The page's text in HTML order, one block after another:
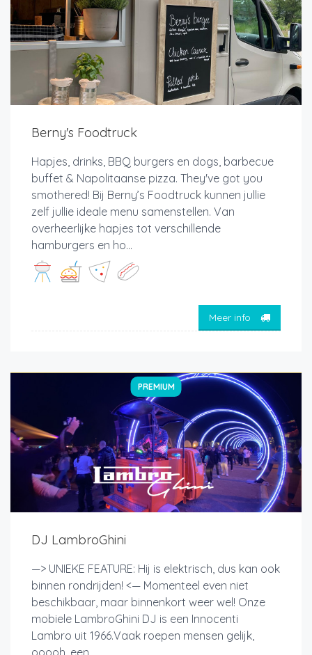
Berny's Foodtruck
Hapjes, drinks, BBQ burgers en dogs, barbecue
buffet & Napolitaanse pizza. They've got you
smothered! Bij Berny’s Foodtruck kunnen jullie
zelf jullie ideale menu samenstellen. Van
overheerlijke hapjes tot verschillende
hamburgers en ho...
Meer info
PREMIUM
DJ LambroGhini
—> UNIEKE FEATURE: Hij is elektrisch, dus kan ook
binnen rondrijden! <— Momenteel even niet
beschikbaar, maar binnenkort weer wel! Onze
mobiele LambroGhini DJ is een Innocenti
Lambro uit 1966.Vaak roepen mensen gelijk,